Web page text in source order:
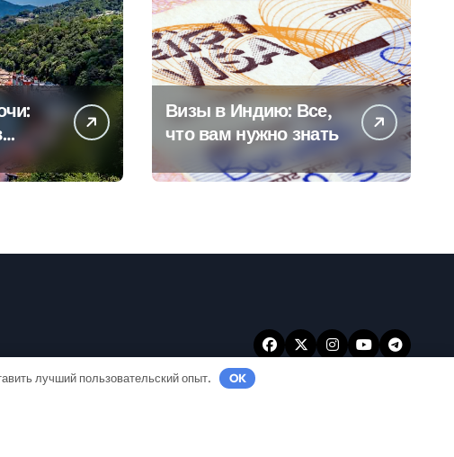
Визы в Индию: Все,
что вам нужно знать
лучший пользовательский опыт. OK